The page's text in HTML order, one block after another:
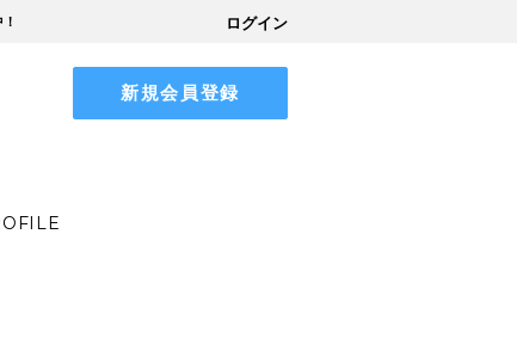
ログイン
Koike Official Fanclub
新規会員登録